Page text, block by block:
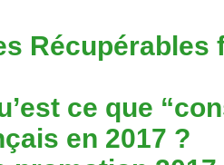
Récupérables
ce que
en 2017 ?